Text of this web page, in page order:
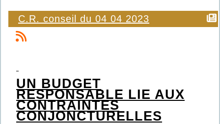
C.R. conseil du 04 04 2023
UN BUDGET
RESPONSABLE LIE AUX
CONTRAINTES
CONJONCTURELLES